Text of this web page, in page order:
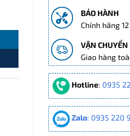
BẢO HÀNH
Chính hãng
VẬN CHUYỂN
Giao hàng
Hotline: 0935
Zalo: 0935 220